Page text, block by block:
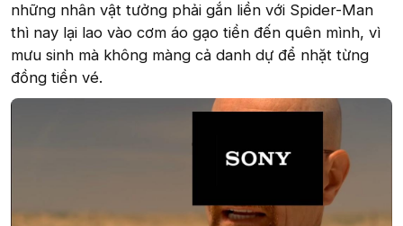
những nhân vật tưởng phải gắn liền với Spider-Man
thì nay lại lao vào cơm áo gạo tiền đến quên mình, vì
mưu sinh mà không màng cả danh dự để nhặt từng
đồng tiền vé.